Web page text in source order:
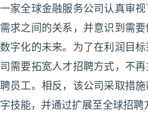
一家全球金融服务公司认真审
需求之间的关系，并意识到需
数字化的未来。为了在利润目
司需要拓宽人才招聘方式，不
聘员工。相反，该公司采取措
字技能，并通过扩展至全球招聘